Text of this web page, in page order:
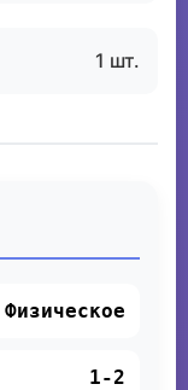
1 шт.
Физическое
1-2